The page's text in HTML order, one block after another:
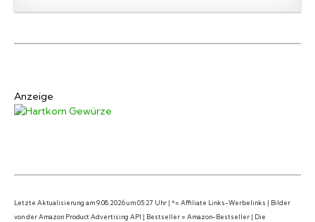
Anzeige
Letzte Aktualisierung am 9.08.2026 um 05:27 Uhr | *= Affiliate Links-Werbelinks | Bilder
von der Amazon Product Advertising API | Bestseller = Amazon-Bestseller | Die